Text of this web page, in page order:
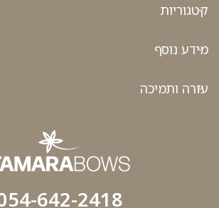
קטגוריות
מידע נוסף
עזרה ותמיכה
642-2418